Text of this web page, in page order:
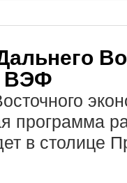
ВЭФ
программа
в столице